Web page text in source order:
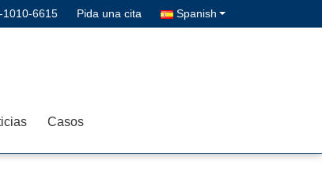
1010-6615 Pida una cita Spanish
Casos